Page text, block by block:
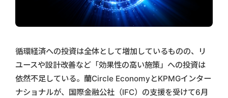
循環経済への投資は全体として増加しているものの、リ
ユースや設計改善など「効果性の高い施策」への投資は
依然不足している。蘭Circle EconomyとKPMGインター
ナショナルが、国際金融公社（IFC）の支援を受けて6月